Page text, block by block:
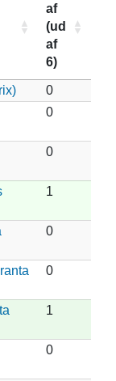
af
(ud
af
6)
0
0
0
1
0
0
1
0